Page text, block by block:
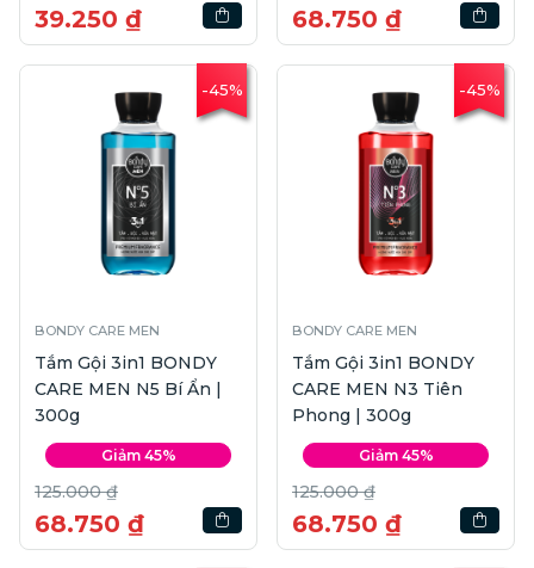
39.250 ₫ 68.750 ₫
-45%
BONDY CARE MEN
Tắm Gội 3in1 BONDY
CARE MEN N5 Bí Ẩn |
300g
Giảm 45%
125.000 ₫
68.750 ₫
-45%
BONDY CARE MEN
Tắm Gội 3in1 BONDY
CARE MEN N3 Tiên
Phong | 300g
Giảm 45%
125.000 ₫
68.750 ₫